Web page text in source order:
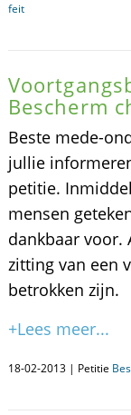
feit
Bescherm
Beste mede-
jullie
petitie.
mensen
dankbaar voor.
zitting van een
betrokken zijn.
+Lees meer...
18-02-2013 | Petitie